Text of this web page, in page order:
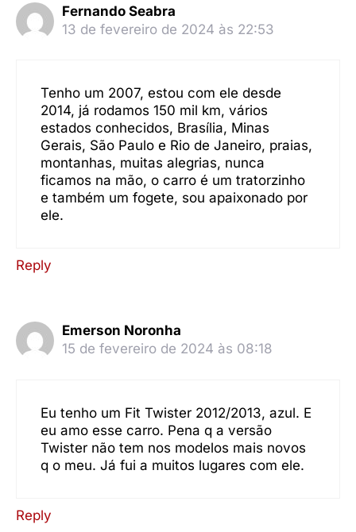
Fernando Seabra
13 de fevereiro de 2024 às 22:53
Tenho um 2007, estou com ele desde
2014, já rodamos 150 mil km, vários
estados conhecidos, Brasília, Minas
Gerais, São Paulo e Rio de Janeiro, praias,
montanhas, muitas alegrias, nunca
ficamos na mão, o carro é um tratorzinho
e também um fogete, sou apaixonado por
ele.
Reply
Emerson Noronha
15 de fevereiro de 2024 às 08:18
Eu tenho um Fit Twister 2012/2013, azul. E
eu amo esse carro. Pena q a versão
Twister não tem nos modelos mais novos
q o meu. Já fui a muitos lugares com ele.
Reply